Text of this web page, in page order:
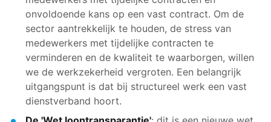
onvoldoende kans op een vast contract. Om de
sector aantrekkelijk te houden, de stress van
medewerkers met tijdelijke contracten te
verminderen en de kwaliteit te waarborgen, willen
we de werkzekerheid vergroten. Een belangrijk
uitgangspunt is dat bij structureel werk een vast
dienstverband hoort.